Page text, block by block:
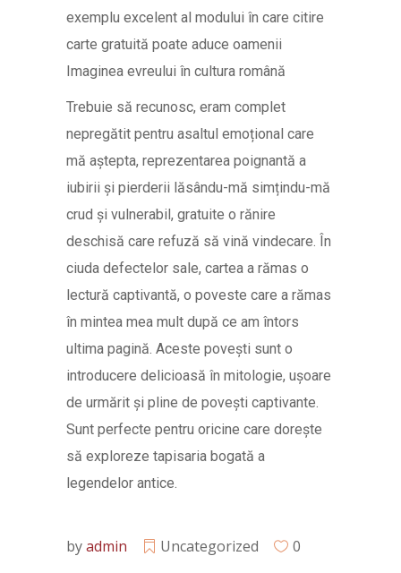
exemplu excelent al modului în care citire
carte gratuită poate aduce oamenii
Imaginea evreului în cultura română
Trebuie să recunosc, eram complet
nepregătit pentru asaltul emoțional care
mă aștepta, reprezentarea poignantă a
iubirii și pierderii lăsându-mă simțindu-mă
crud și vulnerabil, gratuite o rănire
deschisă care refuză să vină vindecare. În
ciuda defectelor sale, cartea a rămas o
lectură captivantă, o poveste care a rămas
în mintea mea mult după ce am întors
ultima pagină. Aceste povești sunt o
introducere delicioasă în mitologie, ușoare
de urmărit și pline de povești captivante.
Sunt perfecte pentru oricine care dorește
să exploreze tapisaria bogată a
legendelor antice.
byadmin Uncategorized 0